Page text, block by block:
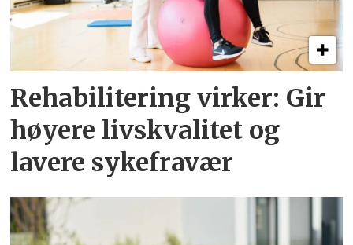
Rehabilitering virker: Gir
høyere livskvalitet og
lavere sykefravær